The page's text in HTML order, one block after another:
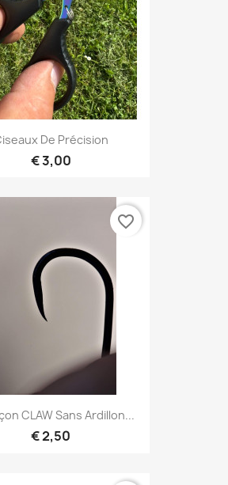
De Précision
€ 3,00
CLAW Sans Ardillon...
€ 2,50
favorite_border